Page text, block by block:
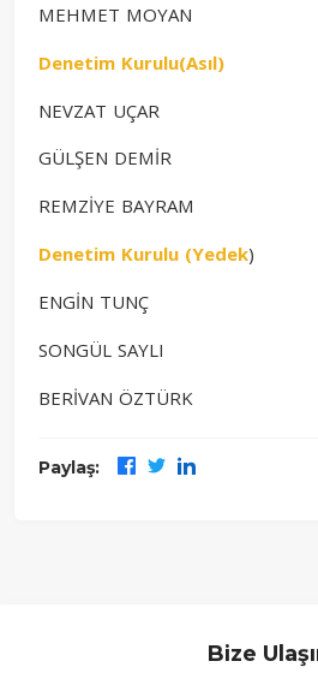
MEHMET MOYAN
Denetim Kurulu(Asıl)
NEVZAT UÇAR
GÜLŞEN DEMİR
REMZİYE BAYRAM
Denetim Kurulu (Yedek)
ENGİN TUNÇ
SONGÜL SAYLI
BERİVAN ÖZTÜRK
Paylaş:
Bize